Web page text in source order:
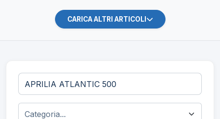
CARICA ALTRI ARTICOLI